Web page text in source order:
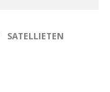
SATELLIETEN